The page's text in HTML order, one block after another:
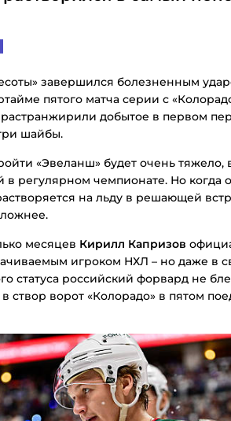
завершился болезненным
пятого матча серии с
растранжирили добытое в первом
шайбы.
«Эвеланш» будет очень тяжело,
в регулярном чемпионате. Но когда
на льду в решающей
месяцев Кирилл Капризов
игроком НХЛ – но даже в
статуса российский форвард не
створ ворот «Колорадо» в пятом